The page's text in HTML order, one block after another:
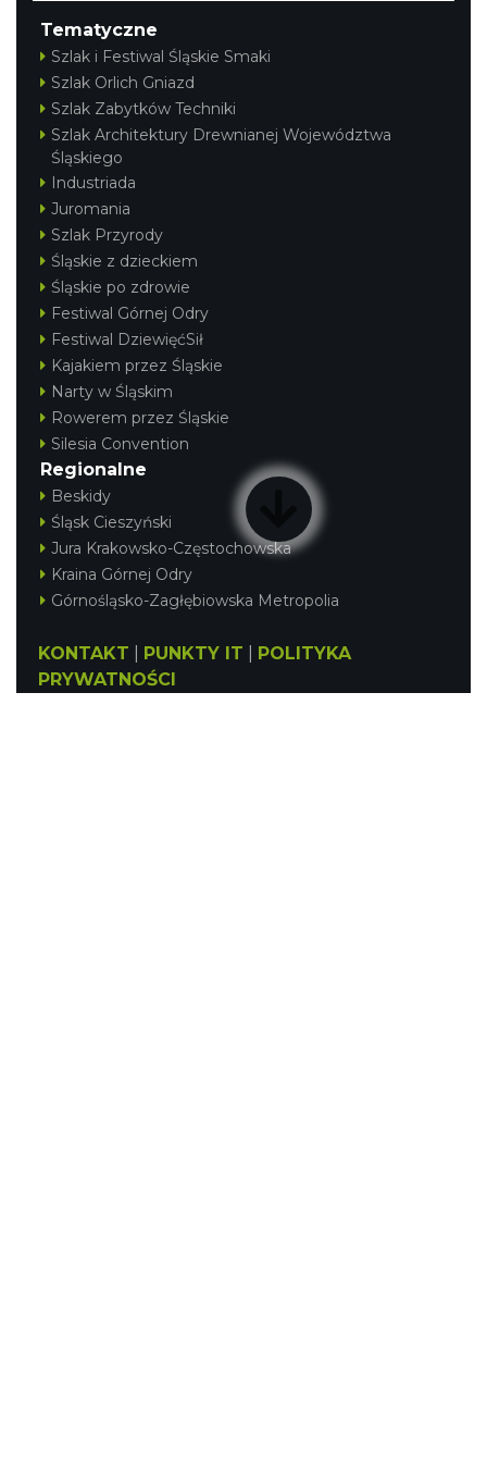
Tematyczne
Szlak i Festiwal Śląskie Smaki
Szlak Orlich Gniazd
Szlak Zabytków Techniki
Szlak Architektury Drewnianej Województwa
Śląskiego
Industriada
Juromania
Szlak Przyrody
Śląskie z dzieckiem
Śląskie po zdrowie
Festiwal Górnej Odry
Festiwal DziewięćSił
Kajakiem przez Śląskie
Narty w Śląskim
Rowerem przez Śląskie
Silesia Convention
Regionalne
Beskidy
Śląsk Cieszyński
Jura Krakowsko-Częstochowska
Kraina Górnej Odry
Górnośląsko-Zagłębiowska Metropolia
KONTAKT PUNKTY IT
POLITYKA
PRYWATNOŚCI